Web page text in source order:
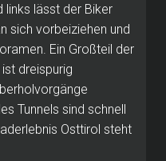
links lässt der Biker
sich vorbeiziehen und
Ein Großteil der
dreispurig
Tunnels sind schnell
Osttirol steht